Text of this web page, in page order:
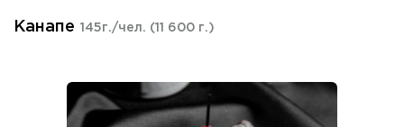
Канапе 145г./чел. (11 600 г.)